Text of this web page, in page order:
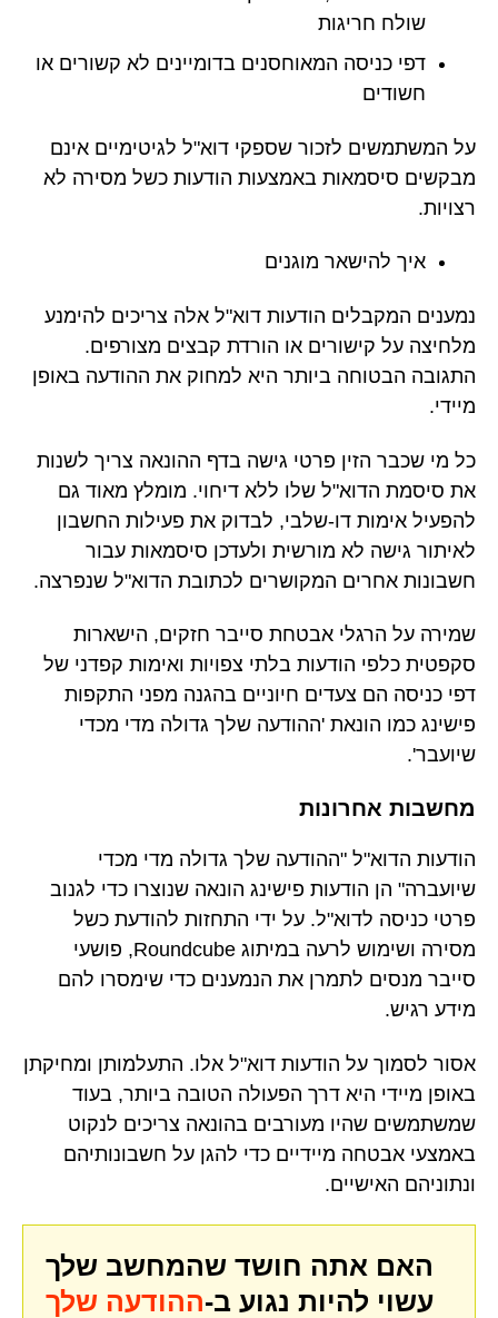
שולח חריגות
דפי כניסה המאוחסנים בדומיינים לא קשורים או
חשודים
על המשתמשים לזכור שספקי דוא"ל לגיטימיים אינם
מבקשים סיסמאות באמצעות הודעות כשל מסירה לא
רצויות.
איך להישאר מוגנים
נמענים המקבלים הודעות דוא"ל אלה צריכים להימנע
מלחיצה על קישורים או הורדת קבצים מצורפים.
התגובה הבטוחה ביותר היא למחוק את ההודעה באופן
מיידי.
כל מי שכבר הזין פרטי גישה בדף ההונאה צריך לשנות
את סיסמת הדוא"ל שלו ללא דיחוי. מומלץ מאוד גם
להפעיל אימות דו-שלבי, לבדוק את פעילות החשבון
לאיתור גישה לא מורשית ולעדכן סיסמאות עבור
חשבונות אחרים המקושרים לכתובת הדוא"ל שנפרצה.
שמירה על הרגלי אבטחת סייבר חזקים, הישארות
סקפטית כלפי הודעות בלתי צפויות ואימות קפדני של
דפי כניסה הם צעדים חיוניים בהגנה מפני התקפות
פישינג כמו הונאת 'ההודעה שלך גדולה מדי מכדי
שיועבר'.
מחשבות אחרונות
הודעות הדוא"ל "ההודעה שלך גדולה מדי מכדי
שיועברה" הן הודעות פישינג הונאה שנוצרו כדי לגנוב
פרטי כניסה לדוא"ל. על ידי התחזות להודעת כשל
מסירה ושימוש לרעה במיתוג Roundcube, פושעי
סייבר מנסים לתמרן את הנמענים כדי שימסרו להם
מידע רגיש.
אסור לסמוך על הודעות דוא"ל אלו. התעלמותן ומחיקתן
באופן מיידי היא דרך הפעולה הטובה ביותר, בעוד
שמשתמשים שהיו מעורבים בהונאה צריכים לנקוט
באמצעי אבטחה מיידיים כדי להגן על חשבונותיהם
ונתוניהם האישיים.
האם אתה חושד שהמחשב שלך
עשוי להיות נגוע ב-ההודעה שלך